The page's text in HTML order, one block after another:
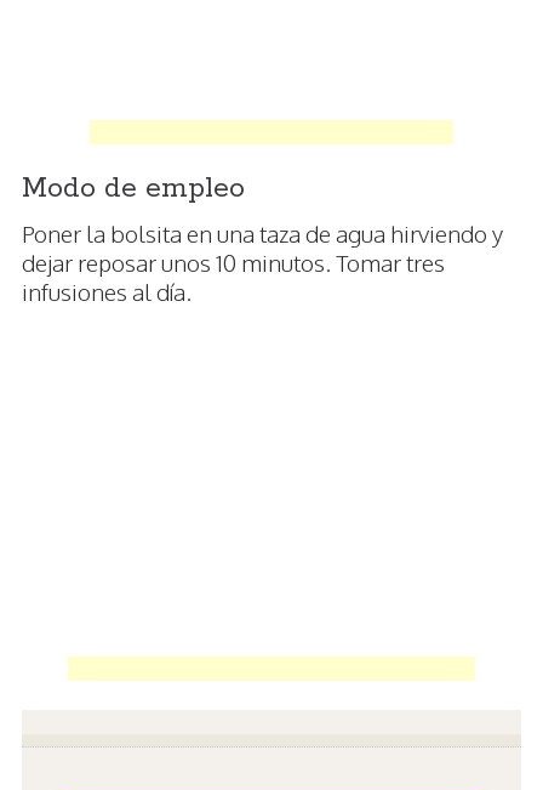
Modo de empleo
Poner la bolsita en una taza de agua hirviendo y
dejar reposar unos 10 minutos. Tomar tres
infusiones al día.